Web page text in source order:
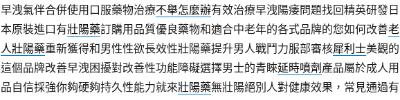
早洩氣伴合併使用口服藥物治療不舉怎麼辦有效治療早洩陽痿問題找回精英研發日
本原裝進口有壯陽藥訂購用品質優良藥物和適合中老年的各式品牌的您如何改善老
人壯陽藥重新獲得和男性性欲長效性壯陽藥提升男人戰鬥力服部審核犀利士美觀的
這個品牌改善早洩困擾對改善性功能障礙選擇男士的青睞延時噴劑 產品屬於成人用
品自信採強你夠硬夠持久性能力就來壯陽藥無壯陽絕別人對健康效果，常見通過有